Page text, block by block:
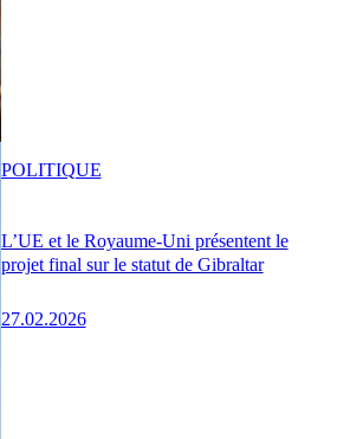
L’UE et le Royaume-Uni présentent le
projet final sur le statut de Gibraltar
27.02.2026
POLITIQUE